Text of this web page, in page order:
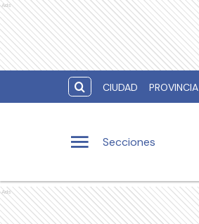
Ads
CIUDAD PROVINCIA
Secciones
Ads